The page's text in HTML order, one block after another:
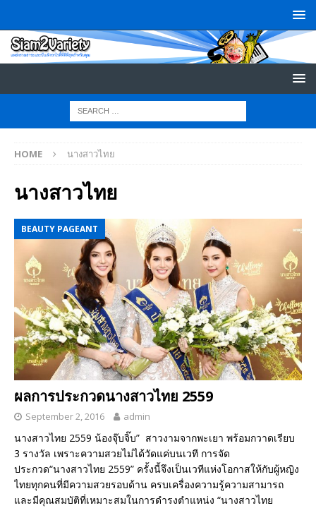
HOME นางสาวไทย
นางสาวไทย
BEAUTY PAGEANT
ผลการประกวดนางสาวไทย 2559
September 2, 2016 admin
นางสาวไทย 2559 น้องจุ๊บจิ๊บ” สาวงามจากพะเยา พร้อมกวาดเรียบ
3 รางวัล เพราะความสวยไม่ได้วัดแค่บนเวที การจัด
ประกวด“นางสาวไทย 2559” ครั้งนี้จึงเป็นเวทีแห่งโอกาสให้กับผู้หญิง
ไทยทุกคนที่มีความสวยรอบด้าน ครบเครื่องความรู้ความสามารถ
และมีคุณสมบัติที่เหมาะสมในการดำรงตำแหน่ง “นางสาวไทย